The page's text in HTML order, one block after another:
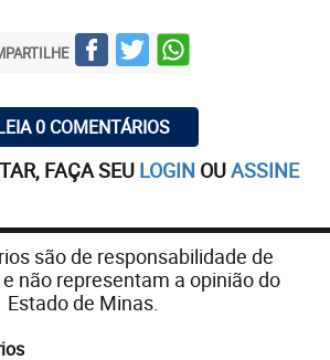
0 COMENTÁRIOS
FAÇA SEU LOGIN OUASSINE
são de responsabilidade de
não representam a opinião do
Estado de Minas.